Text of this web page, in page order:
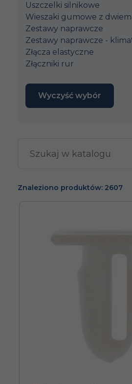
Uszczelki silnikowe
Wieszaki gumowe z
Zestawy naprawcze
Zestawy naprawcze -
Złącza elastyczne
Złączniki rur
Wyczyść wybór
Znaleziono produktów: 2607